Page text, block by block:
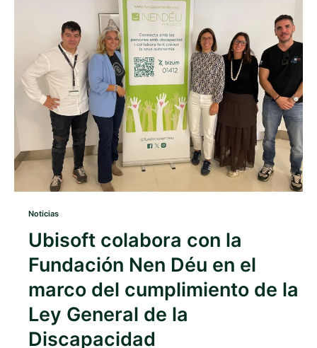
Noticias
Ubisoft colabora con la
Fundación Nen Déu en el
marco del cumplimiento de la
Ley General de la
Discapacidad